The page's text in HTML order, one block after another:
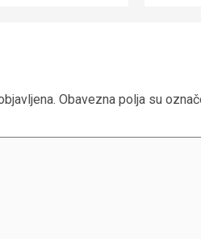
Obavezna polja su